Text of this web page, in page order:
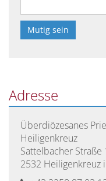
Pastoralen
Lehrganges
Dritten
Bildungsweg
leer.
Adresse
Überdiözesanes
Heiligenkreuz
Sattelbacher Straße
2532 Heiligenkreuz